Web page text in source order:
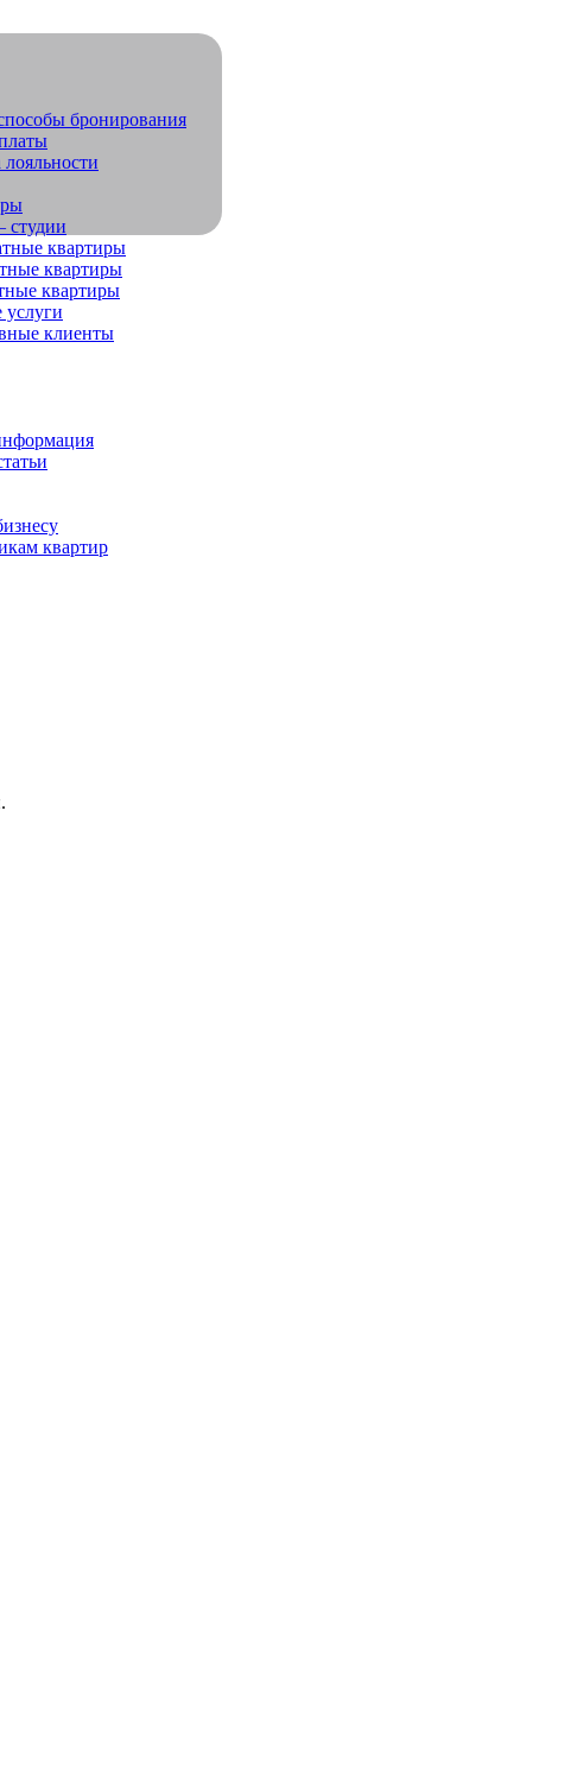
бронирования
лояльности
студии
квартиры
квартиры
квартиры
услуги
клиенты
квартир